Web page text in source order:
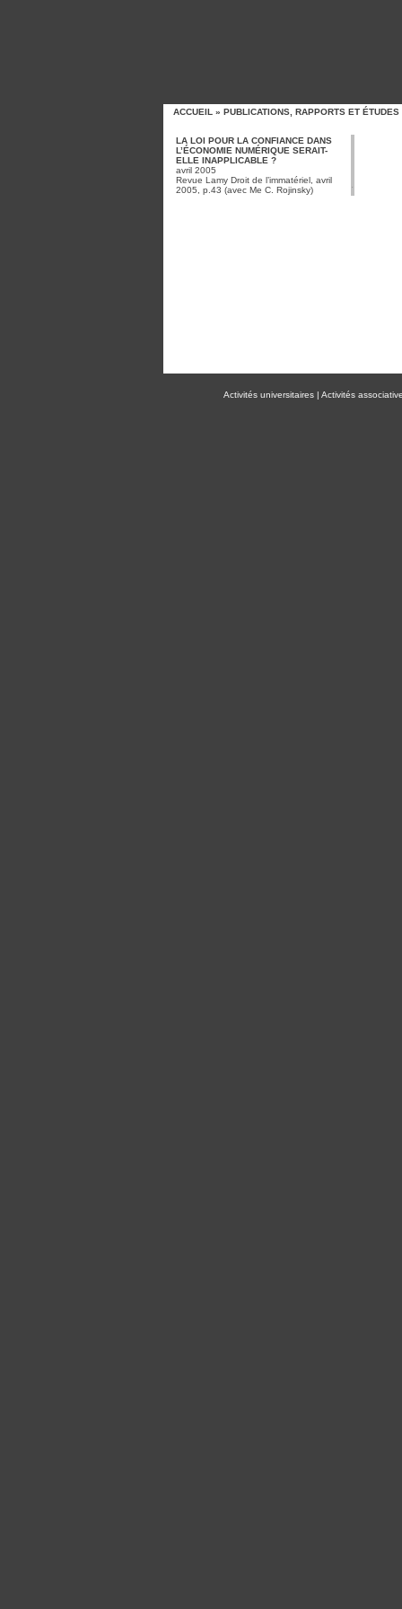
ACCUEIL » PUBLICATIONS, RAPPORTS ET ÉTUDES
LA LOI POUR LA CONFIANCE DANS
L’ÉCONOMIE NUMÉRIQUE SERAIT-
ELLE INAPPLICABLE ?
avril 2005
Revue Lamy Droit de l’immatériel, avril
2005, p.43 (avec Me C. Rojinsky)
Activités universitaires| Activités